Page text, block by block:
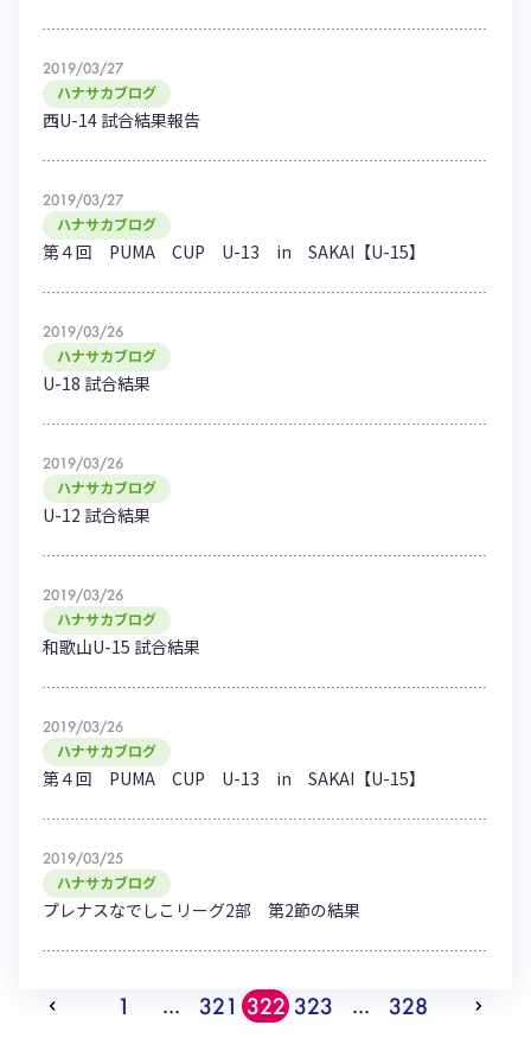
2019/03/27
ハナサカブログ
西U-14 試合結果報告
2019/03/27
ハナサカブログ
第４回 PUMA CUP U-13 in SAKAI【U-15】
2019/03/26
ハナサカブログ
U-18 試合結果
2019/03/26
ハナサカブログ
U-12 試合結果
2019/03/26
ハナサカブログ
和歌山U-15 試合結果
2019/03/26
ハナサカブログ
第４回 PUMA CUP U-13 in SAKAI【U-15】
2019/03/25
ハナサカブログ
プレナスなでしこリーグ2部 第2節の結果
1 … 321 322 323 … 328